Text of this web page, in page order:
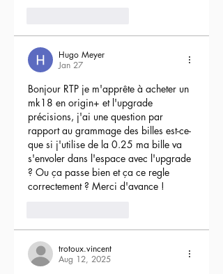
Hugo Meyer
Jan 27
Bonjour RTP je m'apprête à acheter un
mk18 en origin+ et l'upgrade
précisions, j'ai une question par
rapport au grammage des billes est-ce-
que si j'utilise de la 0.25 ma bille va
s'envoler dans l'espace avec l'upgrade
? Ou ça passe bien et ça ce regle
correctement ? Merci d'avance !
trotoux.vincent
Aug 12, 2025